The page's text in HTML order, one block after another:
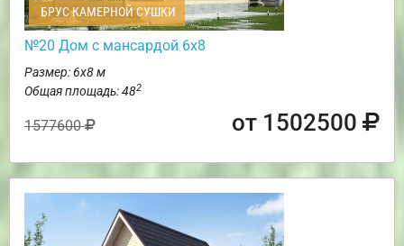
БРУС КАМЕРНОЙ СУШКИ
№20 Дом с мансардой 6х8
Размер: 6х8 м
Общая площадь: 482
1577600 от 1502500